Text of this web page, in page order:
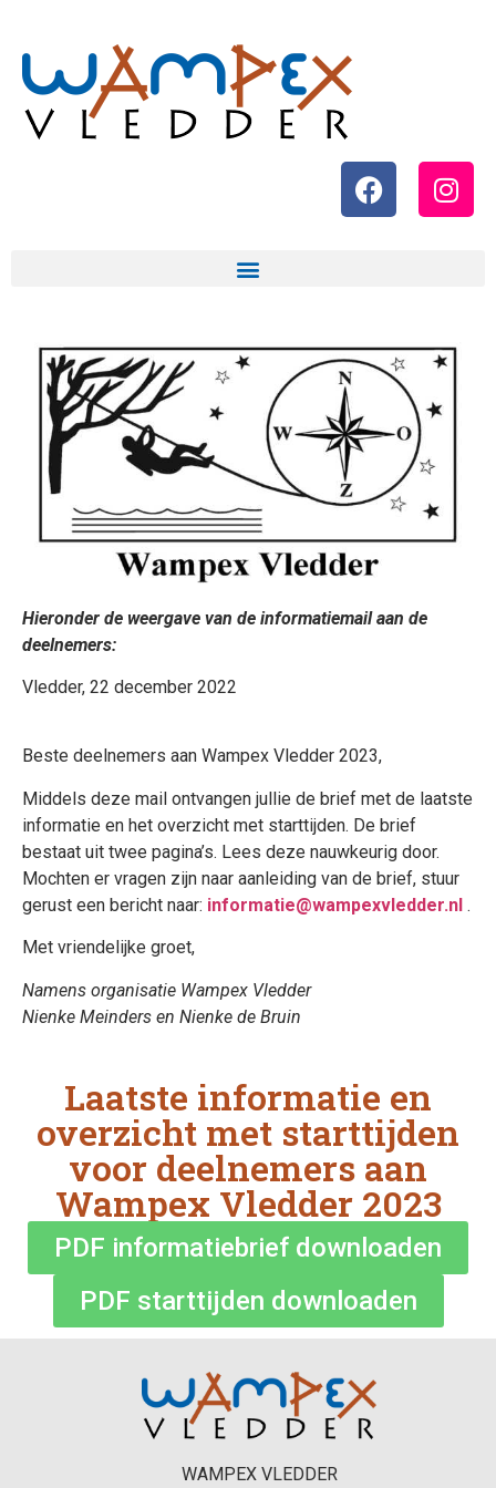
Hieronder de weergave van de informatiemail aan de
deelnemers:
Vledder, 22 december 2022
Beste deelnemers aan Wampex Vledder 2023,
Middels deze mail ontvangen jullie de brief met de laatste
informatie en het overzicht met starttijden. De brief
bestaat uit twee pagina’s. Lees deze nauwkeurig door.
Mochten er vragen zijn naar aanleiding van de brief, stuur
gerust een bericht naar: informatie@wampexvledder.nl .
Met vriendelijke groet,
Namens organisatie Wampex Vledder
Nienke Meinders en Nienke de Bruin
Laatste informatie en
overzicht met starttijden
voor deelnemers aan
Wampex Vledder 2023
PDF informatiebrief downloaden
PDF starttijden downloaden
WAMPEX VLEDDER